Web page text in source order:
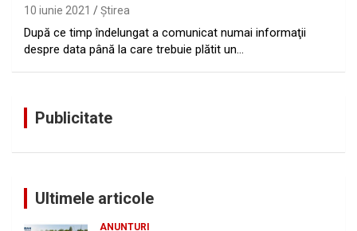
10 iunie 2021 Ştirea
După ce timp îndelungat a comunicat numai informaţii
despre data până la care trebuie plătit un…
Publicitate
Ultimele articole
ANUNTURI